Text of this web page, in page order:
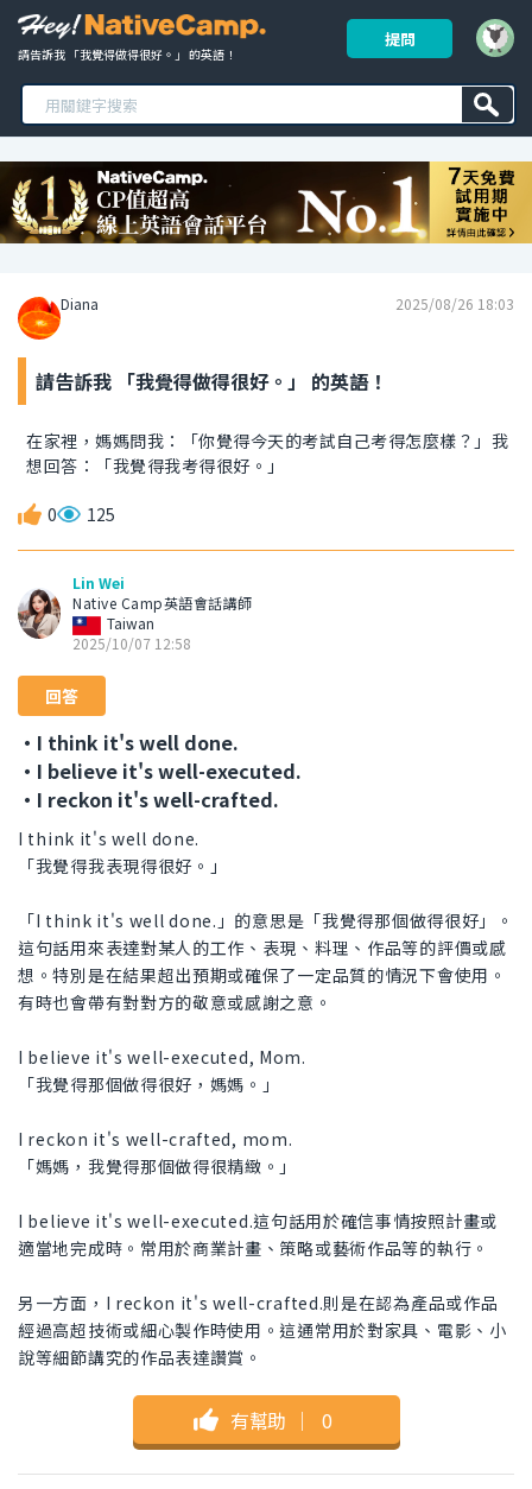
請告訴我 「我覺得做得很好。」 的英語！
提問
Diana 2025/08/26 18:03
請告訴我 「我覺得做得很好。」 的英語！
在家裡，媽媽問我：「你覺得今天的考試自己考得怎麼樣？」我
想回答：「我覺得我考得很好。」
0 125
Lin Wei
Native Camp英語會話講師
Taiwan
2025/10/07 12:58
回答
・I think it's well done.
・I believe it's well-executed.
・I reckon it's well-crafted.
I think it's well done.
「我覺得我表現得很好。」
「I think it's well done.」的意思是「我覺得那個做得很好」。
這句話用來表達對某人的工作、表現、料理、作品等的評價或感
想。特別是在結果超出預期或確保了一定品質的情況下會使用。
有時也會帶有對對方的敬意或感謝之意。
I believe it's well-executed, Mom.
「我覺得那個做得很好，媽媽。」
I reckon it's well-crafted, mom.
「媽媽，我覺得那個做得很精緻。」
I believe it's well-executed.這句話用於確信事情按照計畫或
適當地完成時。常用於商業計畫、策略或藝術作品等的執行。
另一方面，I reckon it's well-crafted.則是在認為產品或作品
經過高超技術或細心製作時使用。這通常用於對家具、電影、小
說等細節講究的作品表達讚賞。
有幫助 ｜ 0